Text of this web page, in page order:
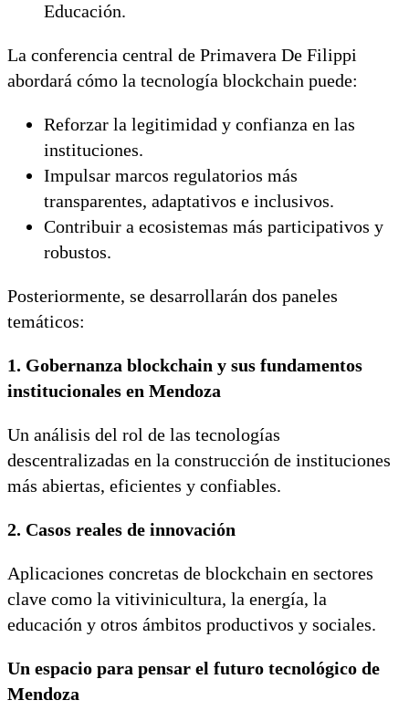
Educación.
La conferencia central de Primavera De Filippi
abordará cómo la tecnología blockchain puede:
Reforzar la legitimidad y confianza en las
instituciones.
Impulsar marcos regulatorios más
transparentes, adaptativos e inclusivos.
Contribuir a ecosistemas más participativos y
robustos.
Posteriormente, se desarrollarán dos paneles
temáticos:
1. Gobernanza blockchain y sus fundamentos
institucionales en Mendoza
Un análisis del rol de las tecnologías
descentralizadas en la construcción de instituciones
más abiertas, eficientes y confiables.
2. Casos reales de innovación
Aplicaciones concretas de blockchain en sectores
clave como la vitivinicultura, la energía, la
educación y otros ámbitos productivos y sociales.
Un espacio para pensar el futuro tecnológico de
Mendoza